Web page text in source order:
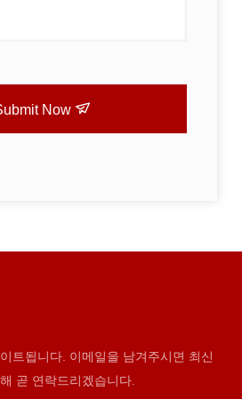
Now
트됩니다. 이메일을 남겨주시면 최신
곧 연락드리겠습니다.